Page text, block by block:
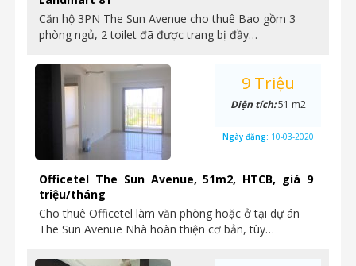
Căn hộ 3PN The Sun Avenue cho thuê Bao gồm 3
phòng ngủ, 2 toilet đã được trang bị đầy…
Officetel The Sun Avenue, 51m2, HTCB, giá 9
triệu/tháng
Cho thuê Officetel làm văn phòng hoặc ở tại dự án
The Sun Avenue Nhà hoàn thiện cơ bản, tùy…
9 Triệu
Diện tích:51 m2
Ngày đăng: 10-03-2020